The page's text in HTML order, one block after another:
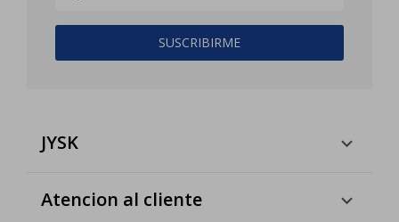
SUSCRIBIRME
JYSK
Atencion al cliente